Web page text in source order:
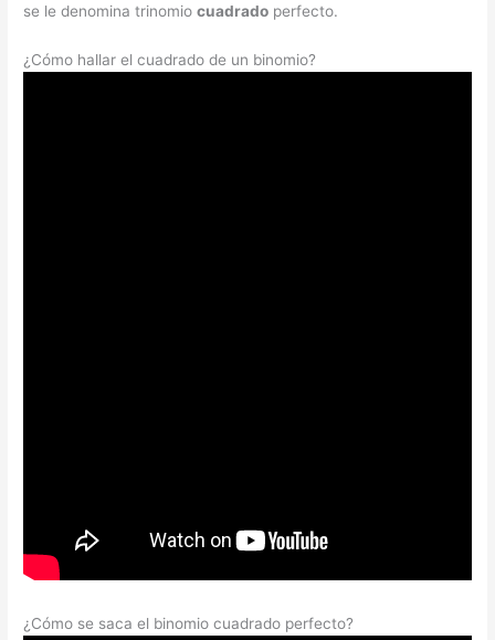
se le denomina trinomiocuadrado perfecto.
¿Cómo hallar el cuadrado de un binomio?
¿Cómo se saca el binomio cuadrado perfecto?